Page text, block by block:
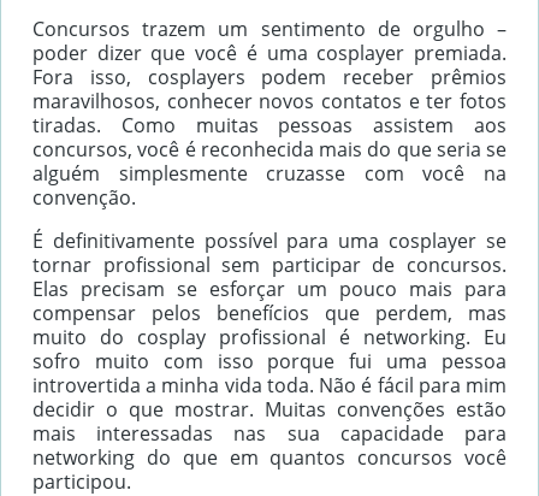
Concursos trazem um sentimento de orgulho –
poder dizer que você é uma cosplayer premiada.
Fora isso, cosplayers podem receber prêmios
maravilhosos, conhecer novos contatos e ter fotos
tiradas. Como muitas pessoas assistem aos
concursos, você é reconhecida mais do que seria se
alguém simplesmente cruzasse com você na
convenção.
É definitivamente possível para uma cosplayer se
tornar profissional sem participar de concursos.
Elas precisam se esforçar um pouco mais para
compensar pelos benefícios que perdem, mas
muito do cosplay profissional é networking. Eu
sofro muito com isso porque fui uma pessoa
introvertida a minha vida toda. Não é fácil para mim
decidir o que mostrar. Muitas convenções estão
mais interessadas nas sua capacidade para
networking do que em quantos concursos você
participou.